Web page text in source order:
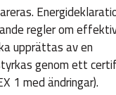
regler om
upprättas av en
genom ett
1 med ändringar).